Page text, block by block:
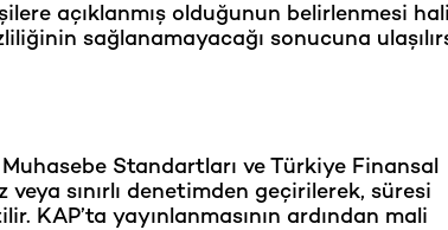
açıklanmış olduğunun belirlenmesi
sağlanamayacağı sonucuna
Standartları ve Türkiye Finansal
veya sınırlı denetimden geçirilerek, süresi
KAP’ta yayınlanmasının ardından mali